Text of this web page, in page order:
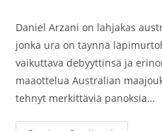
Daniel Arzani on lahjakas
jonka ura on täynnä
vaikuttava debyyttinsä ja
maaottelua Australian
tehnyt merkittäviä panoksia…